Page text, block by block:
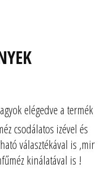
a termék
izével és
is ,mint a
kinálatával is !